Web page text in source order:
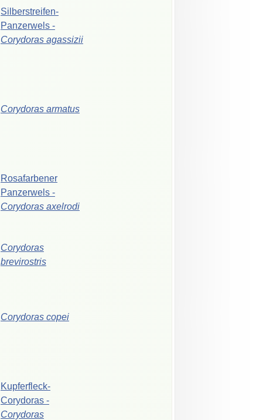
Silberstreifen-
Panzerwels -
Corydoras agassizii
Corydoras armatus
Rosafarbener
Panzerwels -
Corydoras axelrodi
Corydoras
brevirostris
Corydoras copei
Kupferfleck-
Corydoras -
Corydoras